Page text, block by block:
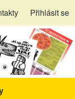
Přihlásit se